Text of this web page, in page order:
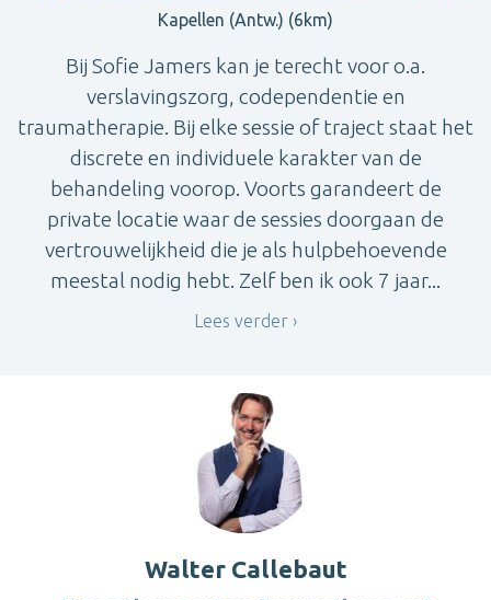
Kapellen (Antw.) (6km)
Bij Sofie Jamers kan je terecht voor o.a.
verslavingszorg, codependentie en
traumatherapie. Bij elke sessie of traject staat het
discrete en individuele karakter van de
behandeling voorop. Voorts garandeert de
private locatie waar de sessies doorgaan de
vertrouwelijkheid die je als hulpbehoevende
meestal nodig hebt. Zelf ben ik ook 7 jaar...
Lees verder
Walter Callebaut